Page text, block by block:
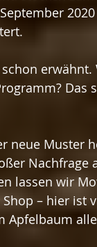
neue Muster
Nachfrage
lassen wir
– hier ist
Apfelbaum